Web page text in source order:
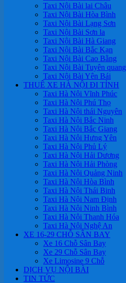
Taxi Nội Bài lai Châu
Taxi Nội Bài Hòa Bình
Taxi Nội Bài Lạng Sơn
Taxi Nội Bài Sơn la
Taxi Nội Bài Hà Giang
Taxi Nội Bài Bắc Kạn
Taxi Nội Bài Cao Bằng
Taxi Nội Bài Tuyên quang
Taxi Nội Bài Yên Bái
THUÊ XE HÀ NỘI ĐI TỈNH
Taxi Hà Nội Vĩnh Phúc
Taxi Hà Nội Phú Thọ
Taxi Hà Nội thái Nguyên
Taxi Hà Nội Bắc Ninh
Taxi Hà Nội Bắc Giang
Taxi Hà Nội Hưng Yên
Taxi Hà Nội Phủ Lý
Taxi Hà Nội Hải Dương
Taxi Hà Nội Hải Phòng
Taxi Hà Nội Quảng Ninh
Taxi Hà Nội Hòa Bình
Taxi Hà Nội Thái Binh
Taxi Hà Nội Nam Định
Taxi Hà Nội Ninh Bình
Taxi Hà Nội Thanh Hóa
Taxi Hà Nội Nghệ An
XE 16-29 CHỖ SÂN BAY
Xe 16 Chỗ Sân Bay
Xe 29 Chỗ Sân Bay
Xe Limosine 9 Chỗ
DỊCH VỤ NỘI BÀI
TIN TỨC